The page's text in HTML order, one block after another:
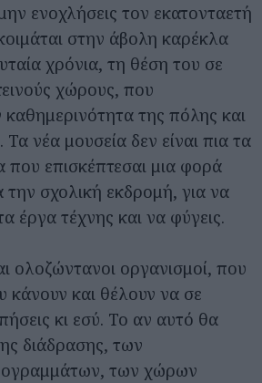
ενοχλήσεις τον εκατονταετή
στην άβολη καρέκλα
χρόνια, τη θέση του σε
χώρους, που
της πόλης και
νέα μουσεία δεν είναι πια τα
που επισκέπτεσαι μια φορά
σχολική εκδρομή, για να
έργα τέχνης και να φύγεις.
ολοζώντανοι οργανισμοί, που
και θέλουν να σε
κι εσύ. Το αν αυτό θα
διάδρασης, των
των χώρων